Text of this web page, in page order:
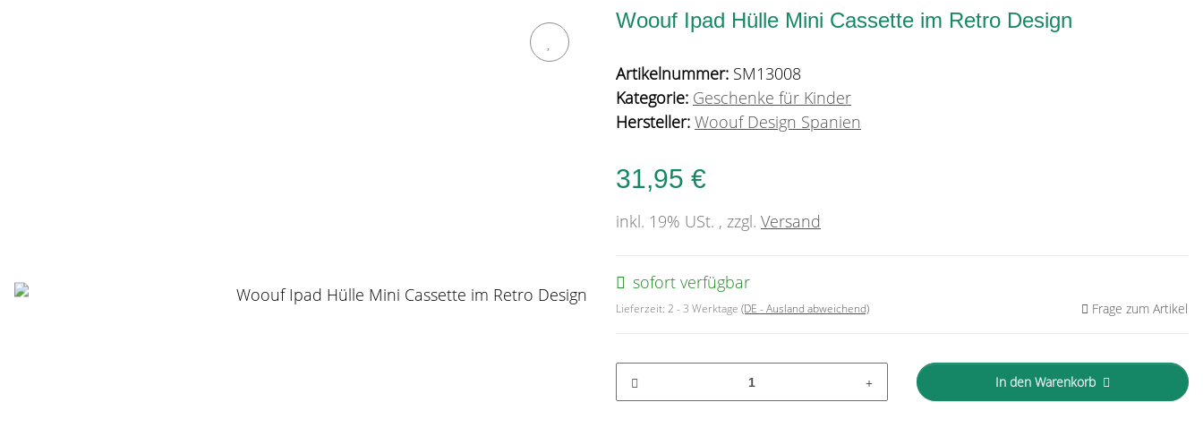
Woouf Ipad Hülle Mini Cassette im Retro Design
Artikelnummer: SM13008
Kategorie: Geschenke für Kinder
Hersteller: Woouf Design Spanien
31,95 €
inkl. 19% USt. , zzgl. Versand
sofort verfügbar
Lieferzeit: 2 - 3 Werktage (DE - Ausland abweichend) Frage zum Artikel
In den Warenkorb